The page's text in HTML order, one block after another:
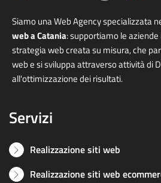
Siamo una Web Agency specializzata
web a Catania: supportiamo le
strategia web creata su misura, che
web e si sviluppa attraverso attività di
all'ottimizzazione dei risultati.
Servizi
Realizzazione siti web
Realizzazione siti web